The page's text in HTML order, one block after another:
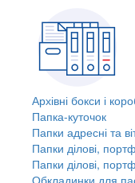
Архівні бокси і
Папка-куточок
Папки адресні та
Папки ділові,
Папки ділові,
Обкладинки для